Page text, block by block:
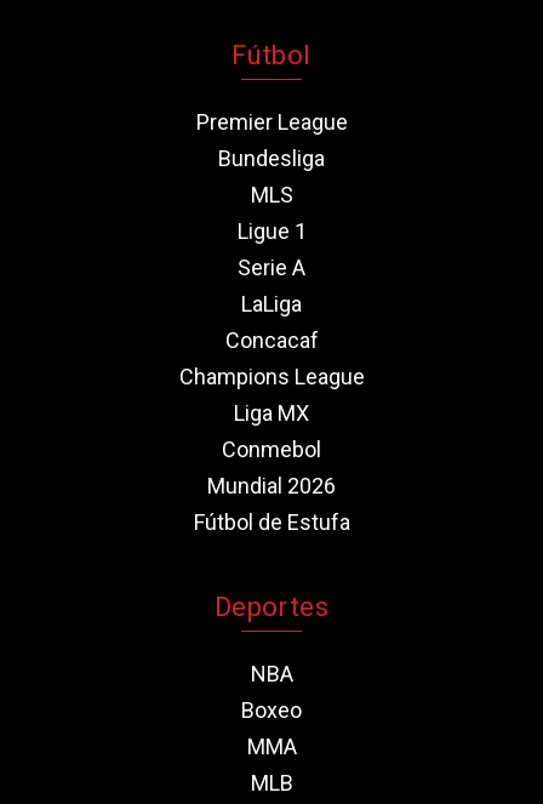
Fútbol
Premier League
Bundesliga
MLS
Ligue 1
Serie A
LaLiga
Concacaf
Champions League
Liga MX
Conmebol
Mundial 2026
Fútbol de Estufa
Deportes
NBA
Boxeo
MMA
MLB